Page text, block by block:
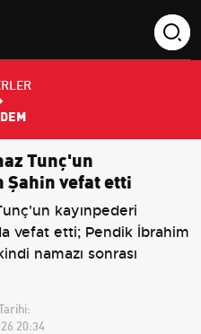
Tunç'un
Şahin vefat etti
kayınpederi
vefat etti; Pendik İbrahim
namazı sonrası
20:34